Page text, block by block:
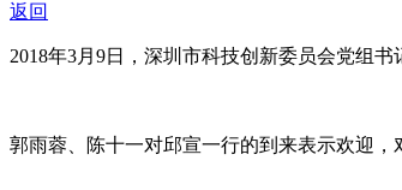
返回
2018年3月9日，深圳市科技创新委员会党组
郭雨蓉、陈十一对邱宣一行的到来表示欢迎